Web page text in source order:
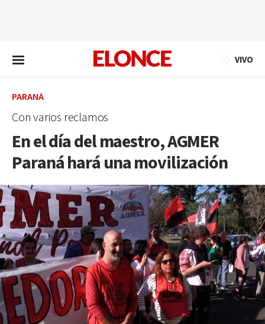
VIVO
PARANÁ
Con varios reclamos
En el día del maestro, AGMER
Paraná hará una movilización